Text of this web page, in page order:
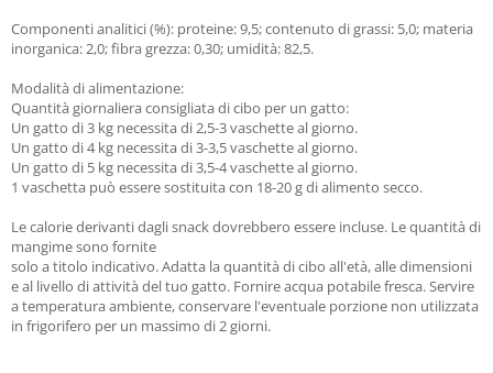
Componenti analitici (%): proteine: 9,5; contenuto di grassi: 5,0; materia
inorganica: 2,0; fibra grezza: 0,30; umidità: 82,5.
Modalità di alimentazione:
Quantità giornaliera consigliata di cibo per un gatto:
Un gatto di 3 kg necessita di 2,5-3 vaschette al giorno.
Un gatto di 4 kg necessita di 3-3,5 vaschette al giorno.
Un gatto di 5 kg necessita di 3,5-4 vaschette al giorno.
1 vaschetta può essere sostituita con 18-20 g di alimento secco.
Le calorie derivanti dagli snack dovrebbero essere incluse. Le quantità di
mangime sono fornite
solo a titolo indicativo. Adatta la quantità di cibo all'età, alle dimensioni
e al livello di attività del tuo gatto. Fornire acqua potabile fresca. Servire
a temperatura ambiente, conservare l'eventuale porzione non utilizzata
in frigorifero per un massimo di 2 giorni.